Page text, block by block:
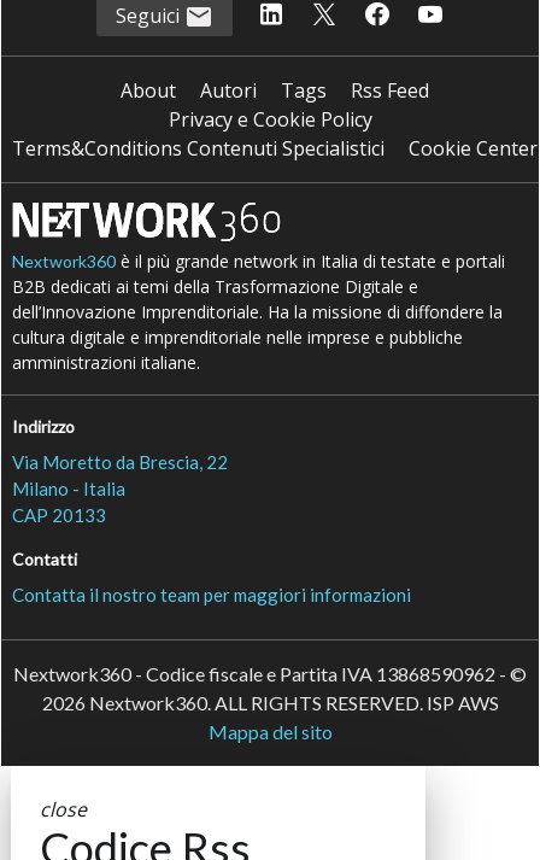
Seguici
About Autori Tags
Rss Feed
Privacy e Cookie Policy
Terms&Conditions Contenuti Specialistici
Cookie Center
Nextwork360 è il più grande network in Italia di testate e portali
B2B dedicati ai temi della Trasformazione Digitale e
dell’Innovazione Imprenditoriale. Ha la missione di diffondere la
cultura digitale e imprenditoriale nelle imprese e pubbliche
amministrazioni italiane.
Indirizzo
Via Moretto da Brescia, 22
Milano - Italia
CAP 20133
Contatti
Contatta il nostro team per maggiori informazioni
Nextwork360 - Codice fiscale e Partita IVA 13868590962 - ©
2026 Nextwork360. ALL RIGHTS RESERVED. ISP AWS
Mappa del sito
close
Codice Rss